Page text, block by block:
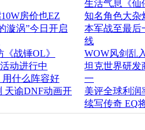
房价也EZ
漩涡”今日开启
战锤OL》
动进行中
用什么阵容好
天谕DNF动画开
生活气息《仙
知名角色大杂
本军战至最后
线
WOW风剑乱
坦克世界研发
一
美评全球利润
续写传奇 EQ